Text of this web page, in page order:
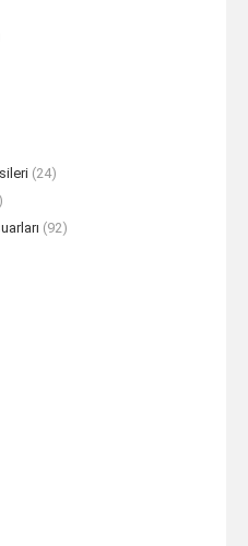
(24)
(92)